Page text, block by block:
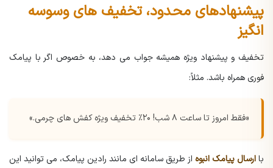
پیشنهادهای محدود، تخفیف های وسوسه
انگیز
تخفیف و پیشنهاد ویژه همیشه جواب می دهد، به خصوص اگر با پیامک
فوری همراه باشد. مثلاً:
«فقط امروز تا ساعت ۸ شب! ۲۰٪ تخفیف ویژه کفش های چرمی.»
باارسال پیامک انبوه از طریق سامانه ای مانند رادین پیامک، می توانید این